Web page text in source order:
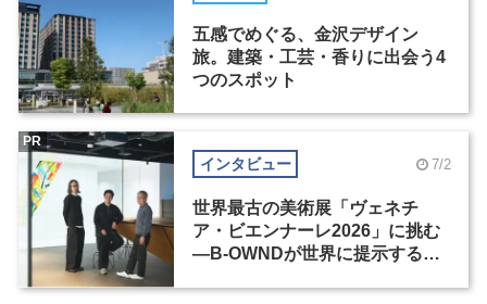
五感でめぐる、金沢デザイン
旅。建築・工芸・香りに出会う4
つのスポット
インタビュー 7/2
世界最古の美術展「ヴェネチ
ア・ビエンナーレ2026」に挑む
―B-OWNDが世界に提示する美
PR